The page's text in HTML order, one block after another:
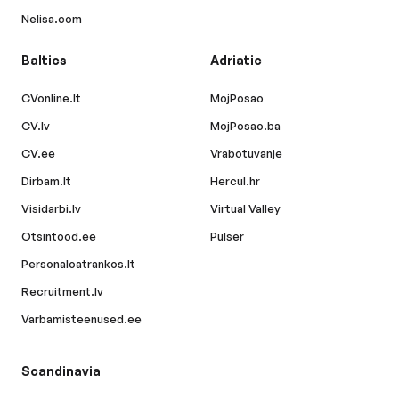
Nelisa.com
Baltics
CVonline.lt
CV.lv
CV.ee
Dirbam.lt
Visidarbi.lv
Otsintood.ee
Personaloatrankos.lt
Recruitment.lv
Varbamisteenused.ee
Adriatic
MojPosao
MojPosao.ba
Vrabotuvanje
Hercul.hr
Virtual Valley
Pulser
Scandinavia